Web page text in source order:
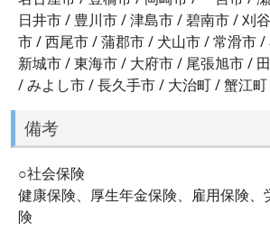
日井市 / 豊川市 / 津島市 / 碧南市 / 刈
市 / 西尾市 / 蒲郡市 / 犬山市 / 常滑市
新城市 / 東海市 / 大府市 / 尾張旭市 /
/ みよし市 / 長久手市 / 大治町 / 蟹江
備考
○社会保険
健康保険、厚生年金保険、雇用保険、
険